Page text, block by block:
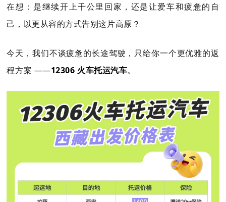
在想：是继续开上千公里回家，还是让爱车和疲惫的自
己，以更从容的方式告别这片高原？
今天，我们不谈疲惫的长途驾驶，只给你一个更优雅的返
程方案 ——12306 火车托运汽车。